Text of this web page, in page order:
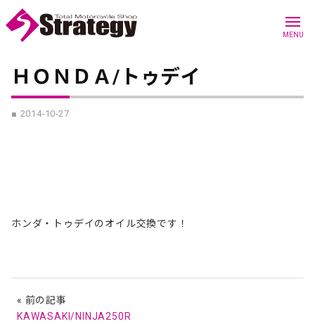
menu
MENU
ＨＯＮＤＡ/トゥデイ
■ 2014-10-27
ホンダ・トゥデイのオイル交換です！
« 前の記事
KAWASAKI/NINJA250R